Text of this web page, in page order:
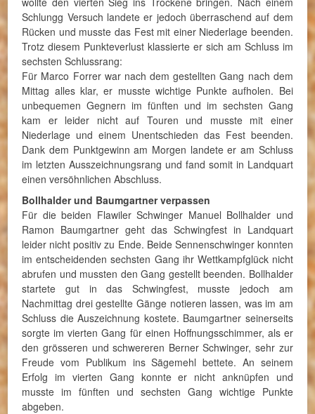
Schlungg Versuch landete er jedoch überraschend auf dem
Rücken und musste das Fest mit einer Niederlage beenden.
Trotz diesem Punkteverlust klassierte er sich am Schluss im
sechsten Schlussrang:
Für Marco Forrer war nach dem gestellten Gang nach dem
Mittag alles klar, er musste wichtige Punkte aufholen. Bei
unbequemen Gegnern im fünften und im sechsten Gang
kam er leider nicht auf Touren und musste mit einer
Niederlage und einem Unentschieden das Fest beenden.
Dank dem Punktgewinn am Morgen landete er am Schluss
im letzten Ausszeichnungsrang und fand somit in Landquart
einen versöhnlichen Abschluss.
Bollhalder und Baumgartner verpassen
Für die beiden Flawiler Schwinger Manuel Bollhalder und
Ramon Baumgartner geht das Schwingfest in Landquart
leider nicht positiv zu Ende. Beide Sennenschwinger konnten
im entscheidenden sechsten Gang ihr Wettkampfglück nicht
abrufen und mussten den Gang gestellt beenden. Bollhalder
startete gut in das Schwingfest, musste jedoch am
Nachmittag drei gestellte Gänge notieren lassen, was im am
Schluss die Auszeichnung kostete. Baumgartner seinerseits
sorgte im vierten Gang für einen Hoffnungsschimmer, als er
den grösseren und schwereren Berner Schwinger, sehr zur
Freude vom Publikum ins Sägemehl bettete. An seinem
Erfolg im vierten Gang konnte er nicht anknüpfen und
musste im fünften und sechsten Gang wichtige Punkte
abgeben.